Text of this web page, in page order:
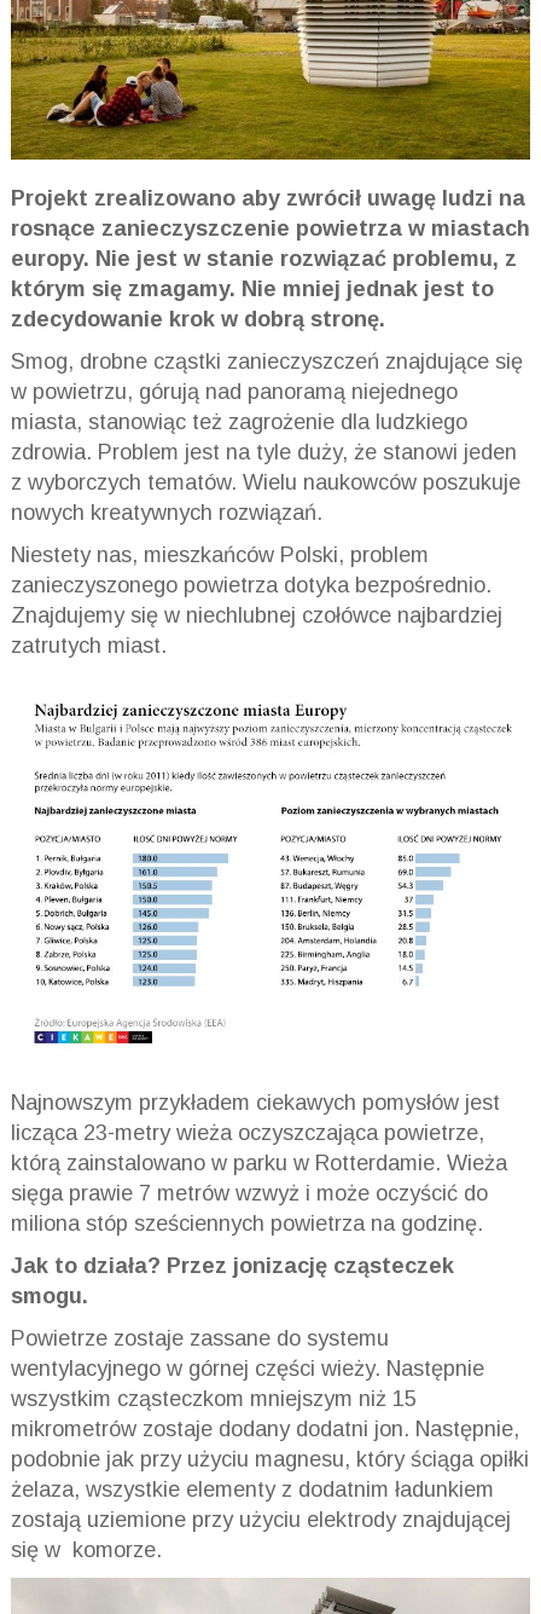
Projekt zrealizowano aby zwrócił uwagę ludzi na
rosnące zanieczyszczenie powietrza w miastach
europy. Nie jest w stanie rozwiązać problemu, z
którym się zmagamy. Nie mniej jednak jest to
zdecydowanie krok w dobrą stronę.
Smog, drobne cząstki zanieczyszczeń znajdujące się
w powietrzu, górują nad panoramą niejednego
miasta, stanowiąc też zagrożenie dla ludzkiego
zdrowia. Problem jest na tyle duży, że stanowi jeden
z wyborczych tematów. Wielu naukowców poszukuje
nowych kreatywnych rozwiązań.
Niestety nas, mieszkańców Polski, problem
zanieczyszonego powietrza dotyka bezpośrednio.
Znajdujemy się w niechlubnej czołówce najbardziej
zatrutych miast.
Najnowszym przykładem ciekawych pomysłów jest
licząca 23-metry wieża oczyszczająca powietrze,
którą zainstalowano w parku w Rotterdamie. Wieża
sięga prawie 7 metrów wzwyż i może oczyścić do
miliona stóp sześciennych powietrza na godzinę.
Jak to działa? Przez jonizację cząsteczek
smogu.
Powietrze zostaje zassane do systemu
wentylacyjnego w górnej części wieży. Następnie
wszystkim cząsteczkom mniejszym niż 15
mikrometrów zostaje dodany dodatni jon. Następnie,
podobnie jak przy użyciu magnesu, który ściąga opiłki
żelaza, wszystkie elementy z dodatnim ładunkiem
zostają uziemione przy użyciu elektrody znajdującej
się w komorze.